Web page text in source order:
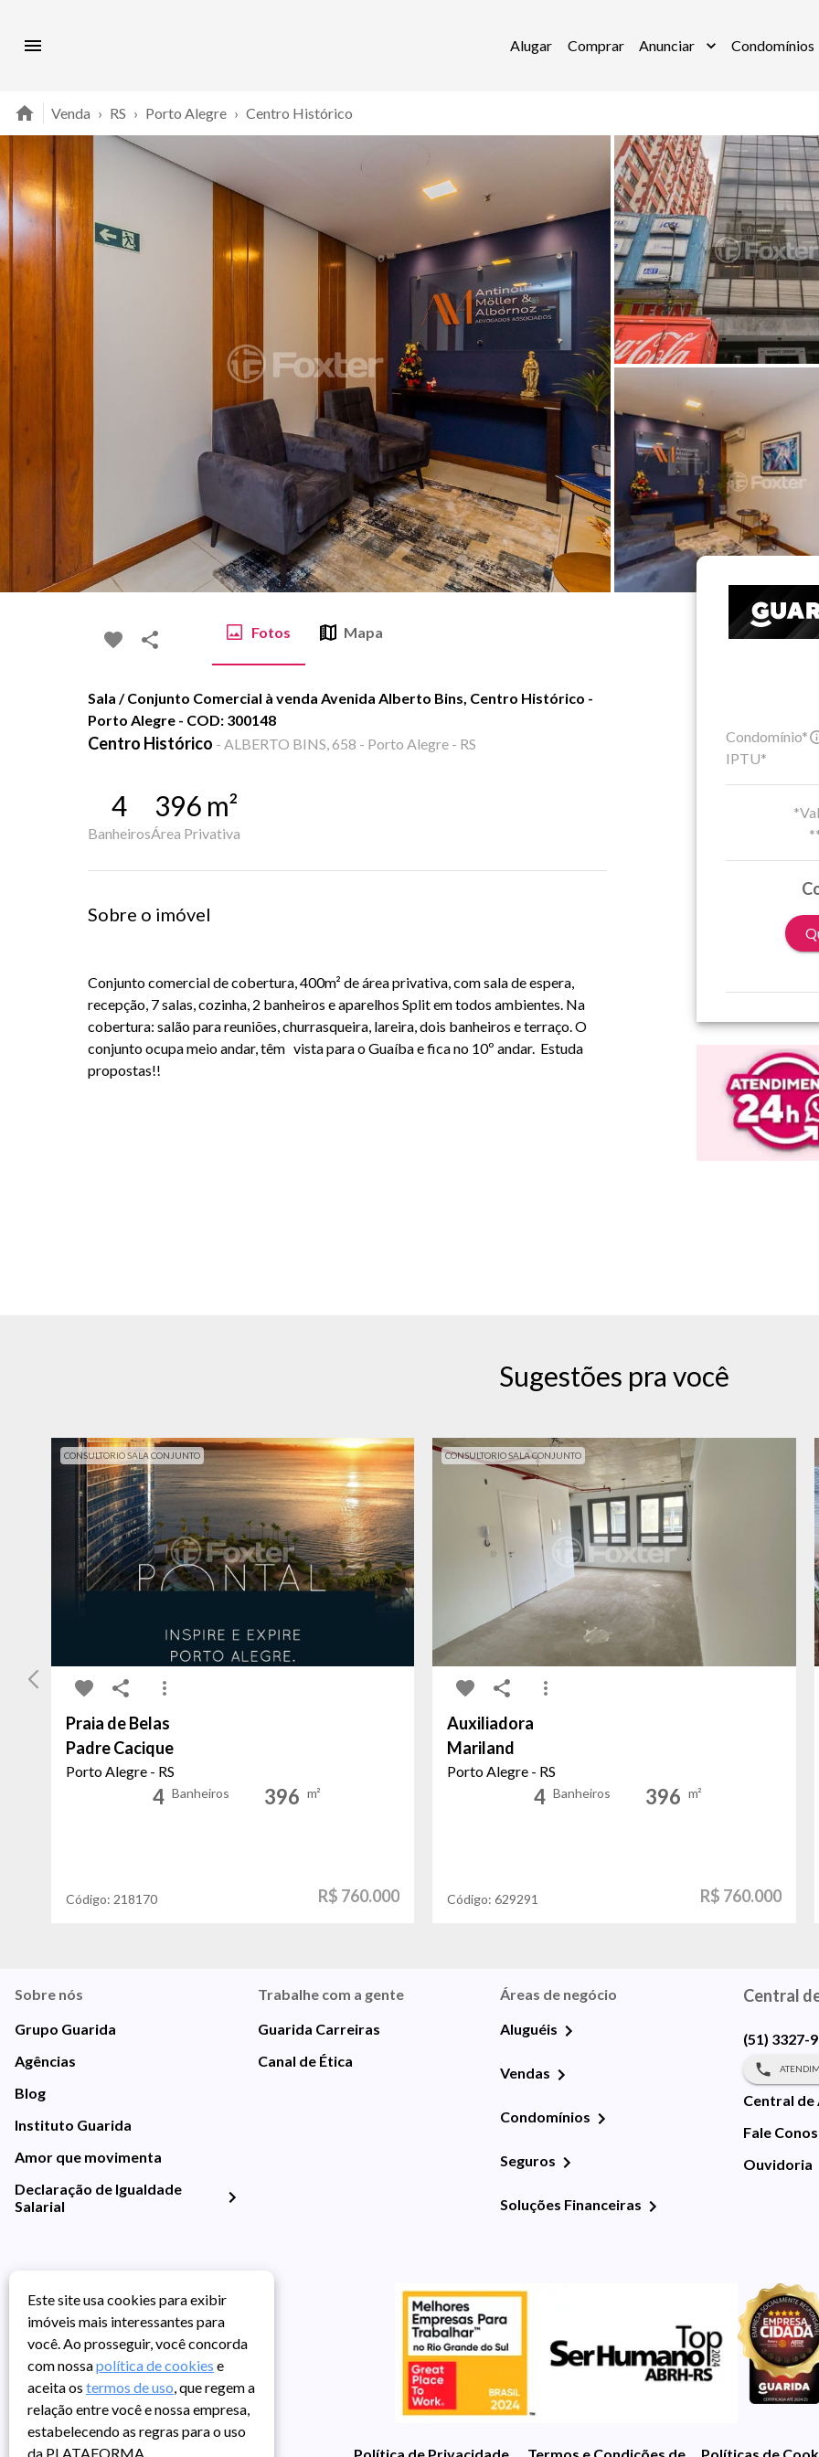
Alugar Comprar Anunciar Condomínios
Venda › RS › Porto Alegre › Centro Histórico
Fotos Mapa
Sala / Conjunto Comercial à venda Avenida Alberto Bins, Centro Histórico -
Porto Alegre - COD: 300148
Centro Histórico - ALBERTO BINS, 658 - Porto Alegre - RS
4
Banheiros
396 m²
Área Privativa
Sobre o imóvel
Conjunto comercial de cobertura, 400m² de área privativa, com sala de espera,
recepção, 7 salas, cozinha, 2 banheiros e aparelhos Split em todos ambientes. Na
cobertura: salão para reuniões, churrasqueira, lareira, dois banheiros e terraço. O
conjunto ocupa meio andar, têm vista para o Guaíba e fica no 10º andar. Estuda
propostas!!
Condomínio*
IPTU*
Sugestões pra você
CONSULTORIO SALA CONJUNTO
Praia de Belas
Padre Cacique
Porto Alegre - RS
4 Banheiros 396 m²
Código: 218170 R$ 760.000
CONSULTORIO SALA CONJUNTO
Auxiliadora
Mariland
Porto Alegre - RS
4 Banheiros 396 m²
Código:629291 R$ 760.000
Sobre nós
Grupo Guarida
Agências
Blog
Instituto Guarida
Amor que movimenta
Declaração de Igualdade
Salarial
Trabalhe com a gente
Guarida Carreiras
Canal de Ética
Áreas de negócio
Aluguéis
Vendas
Condomínios
Seguros
Soluções Financeiras
Central
(51) 3327-
Central de
Fale
Ouvidoria
Política de Privacidade Termos e Condições de UsoPolíticas de
Este site usa cookies para exibir
imóveis mais interessantes para
você. Ao prosseguir, você concorda
com nossapolítica de cookies e
aceita os termos de uso, que regem a
relação entre você e nossa empresa,
estabelecendo as regras para o uso
da PLATAFORMA.